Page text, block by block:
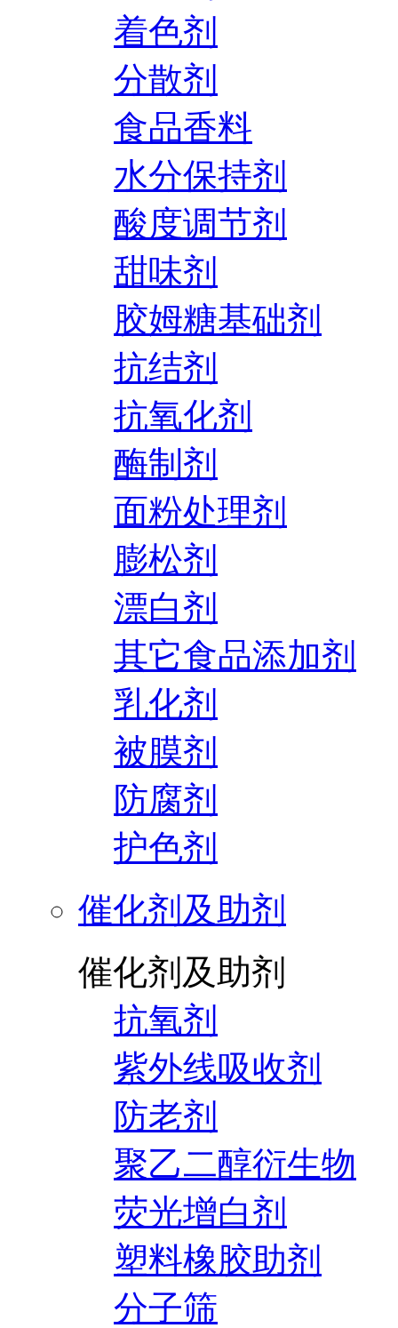
着色剂
分散剂
食品香料
水分保持剂
酸度调节剂
甜味剂
胶姆糖基础剂
抗结剂
抗氧化剂
酶制剂
面粉处理剂
膨松剂
漂白剂
其它食品添加剂
乳化剂
被膜剂
防腐剂
护色剂
催化剂及助剂
催化剂及助剂
抗氧剂
紫外线吸收剂
防老剂
聚乙二醇衍生物
荧光增白剂
塑料橡胶助剂
分子筛